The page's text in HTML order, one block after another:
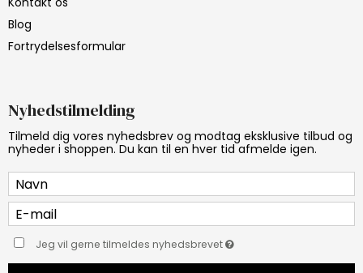
Blog
Fortrydelsesformular
Nyhedstilmelding
Tilmeld dig vores nyhedsbrev og modtag eksklusive tilbud og
nyheder i shoppen. Du kan til en hver tid afmelde igen.
Jeg vil gerne tilmeldes nyhedsbrevet